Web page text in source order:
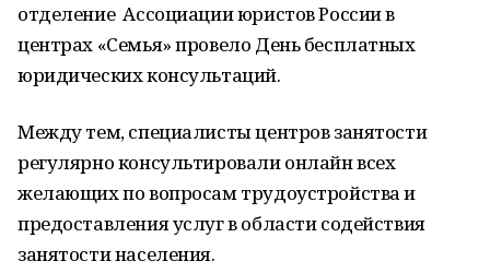
отделение Ассоциации юристов России в
центрах «Семья» провело День бесплатных
юридических консультаций.
Между тем, специалисты центров занятости
регулярно консультировали онлайн всех
желающих по вопросам трудоустройства и
предоставления услуг в области содействия
занятости населения.